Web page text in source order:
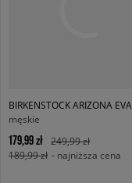
BIRKENSTOCK ARIZONA EVA
męskie
179,99 zł
249,99 zł
189,99 zł - najniższa cena